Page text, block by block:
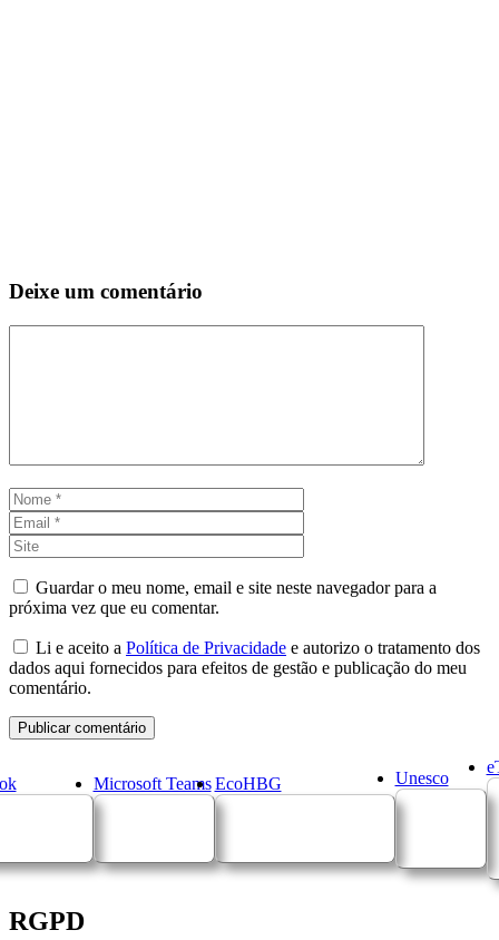
Deixe um comentário
Nome
Guardar o meu nome, email e site neste navegador para a
próxima vez que eu comentar.
Li e aceito a Política de Privacidade e autorizo o tratamento dos
dados aqui fornecidos para efeitos de gestão e publicação do meu
comentário.
Microsoft Teams EcoHBG Unesco
RGPD